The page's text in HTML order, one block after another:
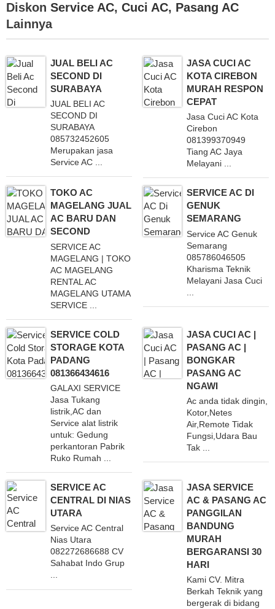
Diskon Service AC, Cuci AC, Pasang AC
Lainnya
JUAL BELI AC
SECOND DI
SURABAYA
JUAL BELI AC
SECOND DI
SURABAYA
085732452605
Merupakan jasa
Service AC ...
JASA CUCI AC
KOTA CIREBON
MURAH RESPON
CEPAT
Jasa Cuci AC Kota
Cirebon
081399370949
Tiang AC Jaya
Melayani ...
TOKO AC
MAGELANG JUAL
AC BARU DAN
SECOND
SERVICE AC
MAGELANG | TOKO
AC MAGELANG
RENTAL AC
MAGELANG UTAMA
SERVICE ...
SERVICE AC DI
GENUK
SEMARANG
Service AC Genuk
Semarang
085786046505
Kharisma Teknik
Melayani Jasa Cuci
SERVICE COLD
STORAGE KOTA
PADANG
081366434616
GALAXI SERVICE
Jasa Tukang
listrik,AC dan
Service alat listrik
untuk: Gedung
perkantoran Pabrik
Ruko Rumah ...
JASA CUCI AC |
PASANG AC |
BONGKAR
PASANG AC
NGAWI
Ac anda tidak dingin,
Kotor,Netes
Air,Remote Tidak
Fungsi,Udara Bau
Tak ...
SERVICE AC
CENTRAL DI NIAS
UTARA
Service AC Central
Nias Utara
082272686688 CV
Sahabat Indo Grup
...
JASA SERVICE
AC & PASANG AC
PANGGILAN
BANDUNG
MURAH
BERGARANSI 30
HARI
Kami CV. Mitra
Berkah Teknik yang
bergerak di bidang